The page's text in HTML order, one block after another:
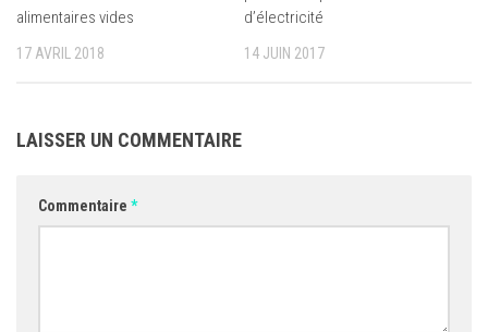
alimentaires vides
17 AVRIL 2018
d’électricité
14 JUIN 2017
LAISSER UN COMMENTAIRE
Commentaire *